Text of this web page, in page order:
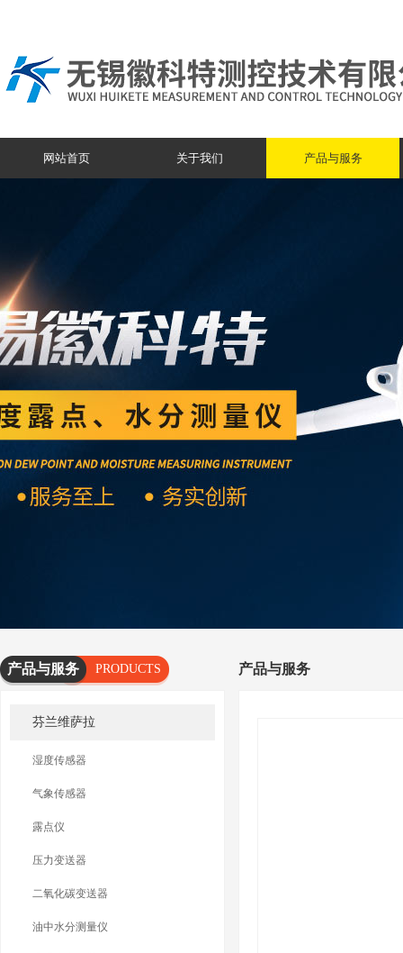
网站首页 关于我们 产品与服务
产品与服务
PRODUCTS
芬兰维萨拉
湿度传感器
气象传感器
露点仪
压力变送器
二氧化碳变送器
油中水分测量仪
产品与服务